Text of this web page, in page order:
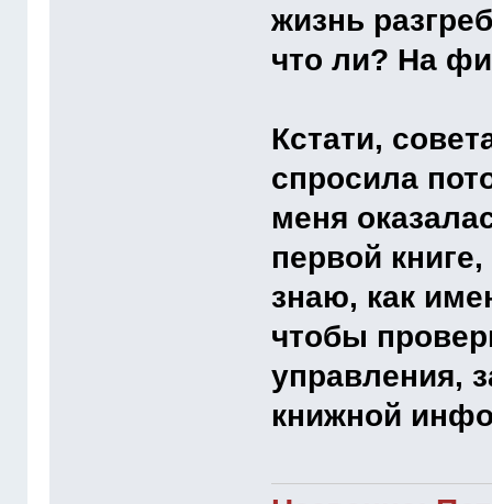
жизнь
что ли? На
Кстати,
спросила
меня
первой
знаю, как
чтобы
управления,
книжной